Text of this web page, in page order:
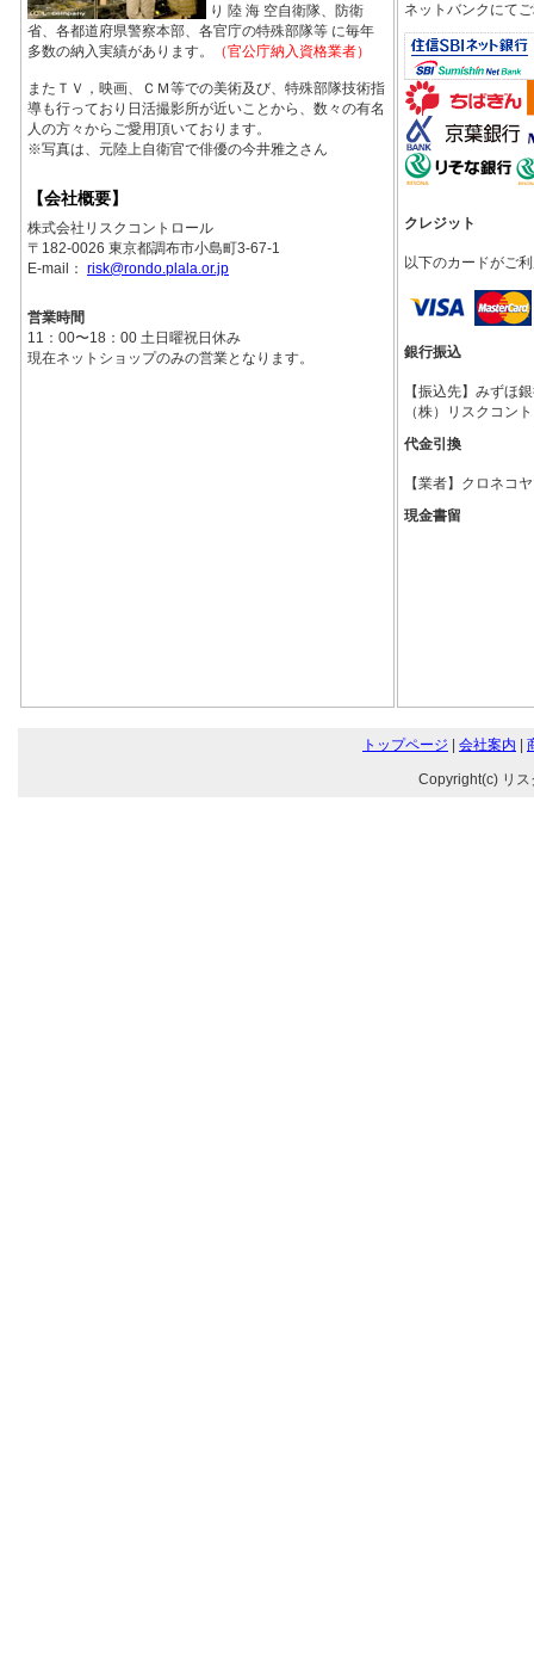
り 陸 海 空自衛隊、防衛
省、各都道府県警察本部、各官庁の特殊部隊等 に毎年
多数の納入実績があります。
（官公庁納入資格業者）
またＴＶ，映画、ＣＭ等での美術及び、特殊部隊技術指
導も行っており日活撮影所が近いことから、数々の有名
人の方々からご愛用頂いております。
※写真は、元陸上自衛官で俳優の今井雅之さん
【会社概要】
株式会社リスクコントロール
〒182-0026 東京都調布市小島町3-67-1
E-mail： risk@rondo.plala.or.jp
営業時間
11：00〜18：00 土日曜祝日休み
現在ネットショップのみの営業となります。
ネットバンクにて
クレジット
以下のカードがご
銀行振込
【振込先】みずほ
（株）リスクコン
代金引換
【業者】クロネコ
現金書留
トップページ | 会社案内 |
Copyright(c) リ